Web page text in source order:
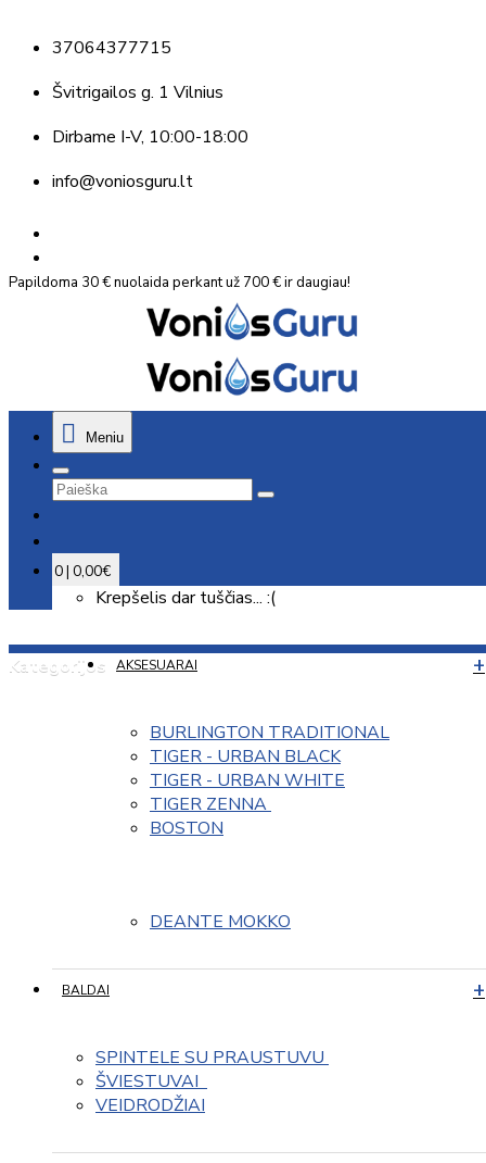
37064377715
Švitrigailos g. 1 Vilnius
Dirbame I-V, 10:00-18:00
info@voniosguru.lt
Papildoma 30 € nuolaida perkant už 700 € ir daugiau!
Meniu
0 | 0,00€
Krepšelis dar tuščias... :(
Kategorijos AKSESUARAI
BURLINGTON TRADITIONAL
TIGER - URBAN BLACK
TIGER - URBAN WHITE
TIGER ZENNA
BOSTON
DEANTE MOKKO
BALDAI
SPINTELE SU PRAUSTUVU
ŠVIESTUVAI
VEIDRODŽIAI